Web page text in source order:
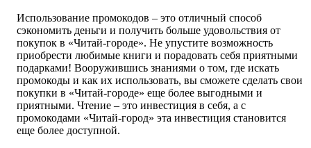
Использование промокодов – это отличный способ
сэкономить деньги и получить больше удовольствия от
покупок в «Читай-городе». Не упустите возможность
приобрести любимые книги и порадовать себя приятными
подарками! Вооружившись знаниями о том, где искать
промокоды и как их использовать, вы сможете сделать свои
покупки в «Читай-городе» еще более выгодными и
приятными. Чтение – это инвестиция в себя, а с
промокодами «Читай-город» эта инвестиция становится
еще более доступной.